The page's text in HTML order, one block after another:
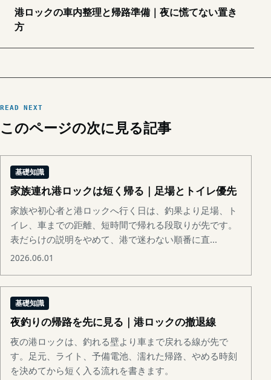
港ロックの車内整理と帰路準備｜夜に慌てない置き
方
READ NEXT
このページの次に見る記事
基礎知識
家族連れ港ロックは短く帰る｜足場とトイレ優先
家族や初心者と港ロックへ行く日は、釣果より足場、ト
イレ、車までの距離、短時間で帰れる段取りが先です。
表だらけの説明をやめて、港で迷わない順番に直...
2026.06.01
基礎知識
夜釣りの帰路を先に見る｜港ロックの撤退線
夜の港ロックは、釣れる壁より車まで戻れる線が先で
す。足元、ライト、予備電池、濡れた帰路、やめる時刻
を決めてから短く入る流れを書きます。